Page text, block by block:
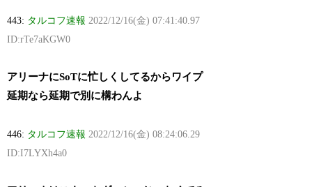
443: タルコフ速報 2022/12/16(金) 07:41:40.97
ID:rTe7aKGW0
アリーナにSoTに忙しくしてるからワイプ
延期なら延期で別に構わんよ
446: タルコフ速報 2022/12/16(金) 08:24:06.29
ID:I7LYXh4a0